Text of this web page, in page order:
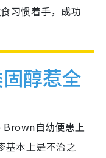
习惯着手，成功
醇惹全
自幼便患上
基本上是不治之